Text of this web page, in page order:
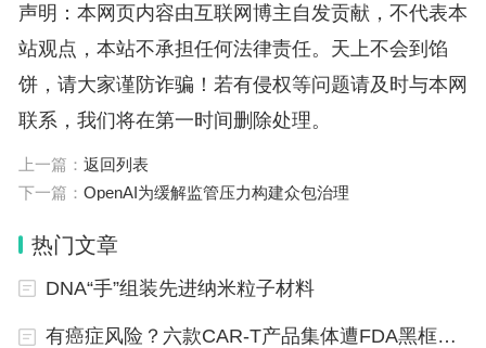
机器学习以往在化学中的应用经常受到限制。与广阔
的化学空间相比，其数据量实在太小。但此次研究通
过“传授”给模型一般化学知识，然后对其进行微调，
预测复杂的化学转化，从而克服了低数据的局限性。
论文第一作者、剑桥大学卡文迪许实验室的艾玛·金-
看法。对化学的更深入理解，亦可促使人们更快速制
造药品和许多其他有用的化学品。
声明：本网页内容由互联网博主自发贡献，不代表本
站观点，本站不承担任何法律责任。天上不会到馅
饼，请大家谨防诈骗！若有侵权等问题请及时与本网
联系，我们将在第一时间删除处理。
上一篇： 返回列表
下一篇： OpenAI为缓解监管压力构建众包治理
热门文章
DNA“手”组装先进纳米粒子材料
有癌症风险？六款CAR-T产品集体遭FDA黑框警告